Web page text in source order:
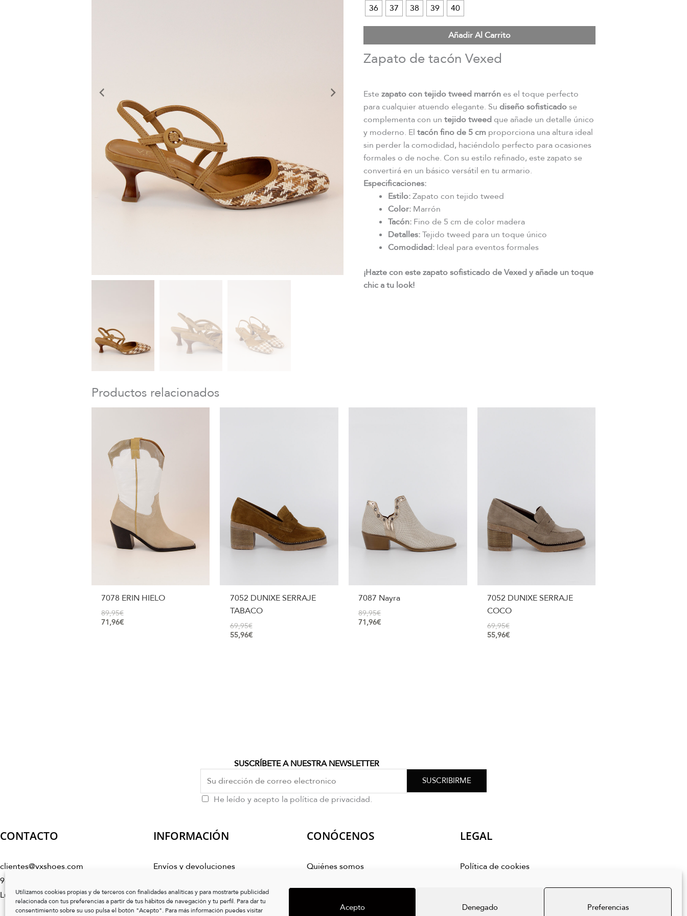
Utilizamos cookies propias y de terceros con finalidades analíticas y para mostrarte publicidad
relacionada con tus preferencias a partir de tus hábitos de navegación y tu perfil. Para dar tu
consentimiento sobre su uso pulsa el botón "Acepto". Para más información puedes visitar
Acepto Denegado Preferencias
36
37 38 39 40
Añadir Al Carrito
Zapato de tacón Vexed
Estezapato con tejido tweed marrónes el toque perfecto
para cualquier atuendo elegante. Sudiseño sofisticadose
complementa con untejido tweedque añade un detalle único
y moderno. Eltacón fino de 5 cm proporciona una altura ideal
sin perder la comodidad, haciéndolo perfecto para ocasiones
formales o de noche. Con su estilo refinado, este zapato se
convertirá en un básico versátil en tu armario.
Especificaciones:
Estilo:Zapato con tejido tweed
Color: Marrón
Tacón: Fino de 5 cm de color madera
Detalles:Tejido tweed para un toque único
Comodidad: Ideal para eventos formales
¡Hazte con este zapato sofisticado de Vexed y añade un toque
chic a tu look!
Productos relacionados
7078 ERIN HIELO
89,95€
71,96€
7052 DUNIXE SERRAJE
TABACO
69,95€
55,96€
7087 Nayra
89,95€
71,96€
7052 DUNIXE SERRAJE
COCO
69,95€
55,96€
SUSCRÍBETE A NUESTRA NEWSLETTER
He leído y acepto la política de privacidad.
SUSCRIBIRME
CONTACTO
clientes@vxshoes.com
986 17 50 04
Lunes a Viernes de 10:00h a 14:00h
INFORMACIÓN
Envíos y devoluciones
Preguntas frecuentes
Cuidado del calzado
CONÓCENOS
Quiénes somos
LEGAL
Política de cookies